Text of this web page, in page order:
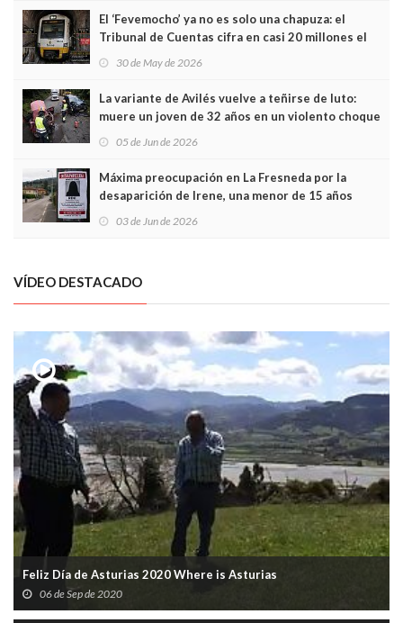
El ‘Fevemocho’ ya no es solo una chapuza: el
Tribunal de Cuentas cifra en casi 20 millones el
sobrecoste de los trenes que no cabían por los
30 de May de 2026
La variante de Avilés vuelve a teñirse de luto:
muere un joven de 32 años en un violento choque
frontal
05 de Jun de 2026
Máxima preocupación en La Fresneda por la
desaparición de Irene, una menor de 15 años
03 de Jun de 2026
VÍDEO DESTACADO
Feliz Día de Asturias 2020 Where is Asturias
06 de Sep de 2020